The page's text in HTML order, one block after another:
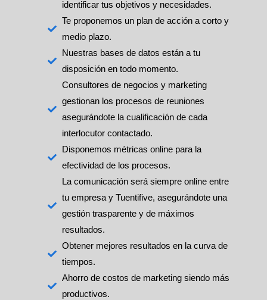
identificar tus objetivos y necesidades.
Te proponemos un plan de acción a corto y
medio plazo.
Nuestras bases de datos están a tu
disposición en todo momento.
Consultores de negocios y marketing
gestionan los procesos de reuniones
asegurándote la cualificación de cada
interlocutor contactado.
Disponemos métricas online para la
efectividad de los procesos.
La comunicación será siempre online entre
tu empresa y Tuentifive, asegurándote una
gestión trasparente y de máximos
resultados.
Obtener mejores resultados en la curva de
tiempos.
Ahorro de costos de marketing siendo más
productivos.